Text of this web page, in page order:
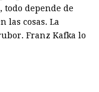
todo depende de
las cosas. La
Franz Kafka lo